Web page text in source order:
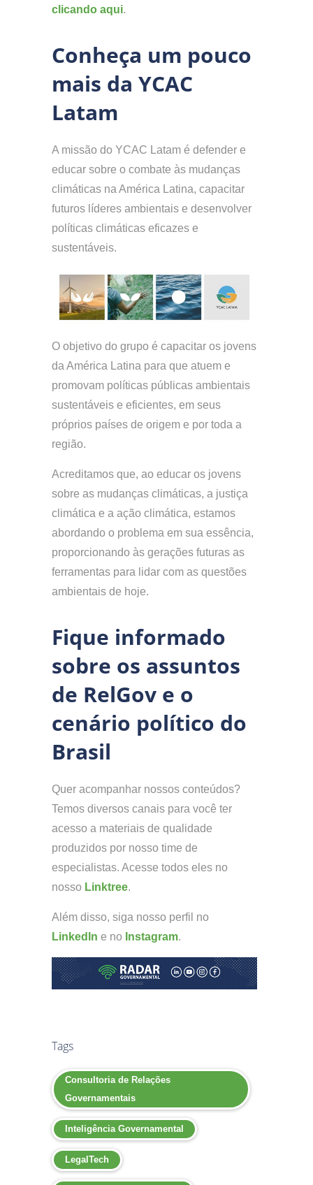
clicando aqui.
Conheça um pouco
mais da YCAC
Latam
A missão do YCAC Latam é defender e
educar sobre o combate às mudanças
climáticas na América Latina, capacitar
futuros líderes ambientais e desenvolver
políticas climáticas eficazes e
sustentáveis.
O objetivo do grupo é capacitar os jovens
da América Latina para que atuem e
promovam políticas públicas ambientais
sustentáveis e eficientes, em seus
próprios países de origem e por toda a
região.
Acreditamos que, ao educar os jovens
sobre as mudanças climáticas, a justiça
climática e a ação climática, estamos
abordando o problema em sua essência,
proporcionando às gerações futuras as
ferramentas para lidar com as questões
ambientais de hoje.
Fique informado
sobre os assuntos
de RelGov e o
cenário político do
Brasil
Quer acompanhar nossos conteúdos?
Temos diversos canais para você ter
acesso a materiais de qualidade
produzidos por nosso time de
especialistas. Acesse todos eles no
nosso Linktree.
Além disso, siga nosso perfil no
LinkedIn e no Instagram.
Tags
Consultoria de Relações
Governamentais
Inteligência Governamental
LegalTech